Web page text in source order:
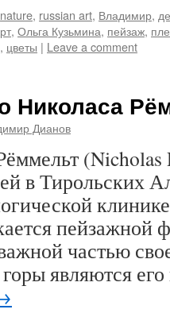
nature, russian art, Владимир,
, Ольга Кузьмина, пейзаж,
, цветы | Leave a comment
Николаса
Дианов
(Nicholas
в Тирольских
пейзажной
частью
горы являются